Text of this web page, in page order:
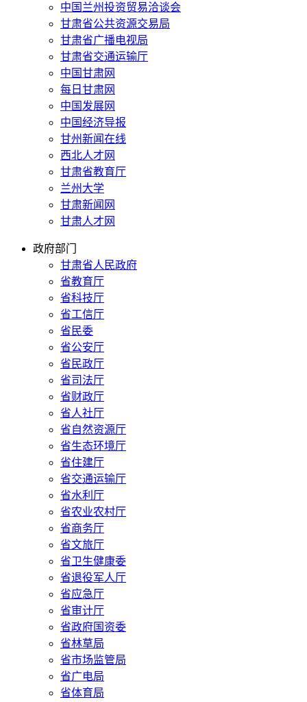
中国兰州投资贸易洽谈会
甘肃省公共资源交易局
甘肃省广播电视局
甘肃省交通运输厅
中国甘肃网
每日甘肃网
中国发展网
中国经济导报
甘州新闻在线
西北人才网
甘肃省教育厅
兰州大学
甘肃新闻网
甘肃人才网
政府部门
甘肃省人民政府
省教育厅
省科技厅
省工信厅
省民委
省公安厅
省民政厅
省司法厅
省财政厅
省人社厅
省自然资源厅
省生态环境厅
省住建厅
省交通运输厅
省水利厅
省农业农村厅
省商务厅
省文旅厅
省卫生健康委
省退役军人厅
省应急厅
省审计厅
省政府国资委
省林草局
省市场监管局
省广电局
省体育局